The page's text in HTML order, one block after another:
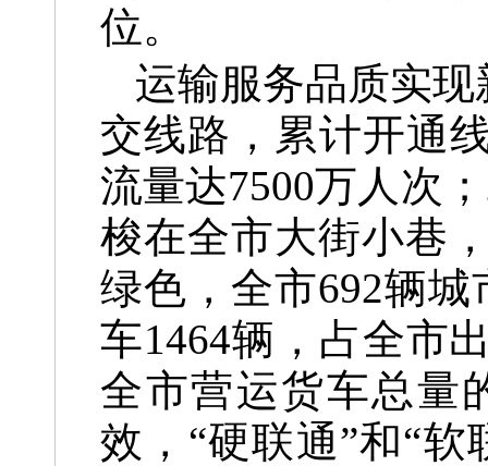
位。
运输服务品质实
交线路，累计开通
流量达7500万人次
梭在全市大街小巷
绿色，全市692辆
车1464辆，占全市
全市营运货车总量
效，“硬联通”和“